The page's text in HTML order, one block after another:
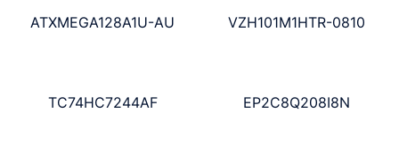
ATXMEGA128A1U-AU VZH101M1HTR-0810
TC74HC7244AF EP2C8Q208I8N